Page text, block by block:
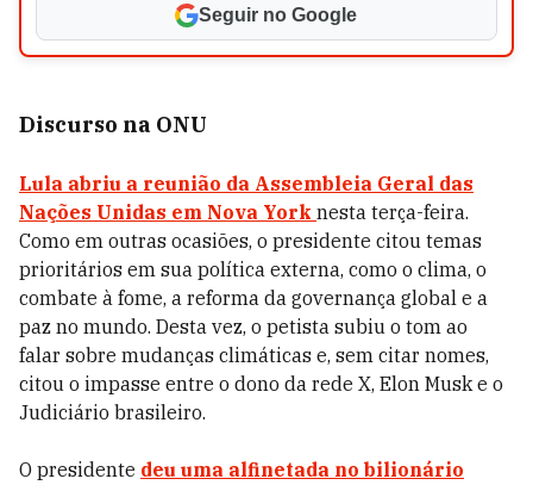
Seguir no Google
Discurso na ONU
Lula abriu a reunião da Assembleia Geral das
Nações Unidas em Nova York nesta terça-feira.
Como em outras ocasiões, o presidente citou temas
prioritários em sua política externa, como o clima, o
combate à fome, a reforma da governança global e a
paz no mundo. Desta vez, o petista subiu o tom ao
falar sobre mudanças climáticas e, sem citar nomes,
citou o impasse entre o dono da rede X, Elon Musk e o
Judiciário brasileiro.
O presidente deu uma alfinetada no bilionário